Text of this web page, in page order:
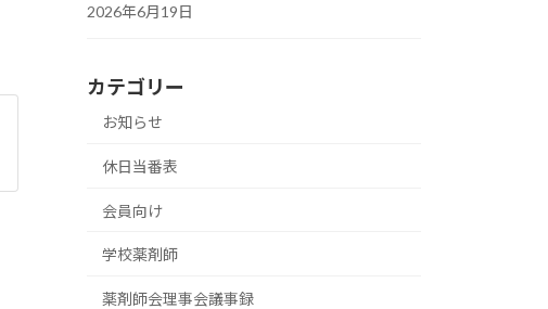
2026年6月19日
カテゴリー
お知らせ
休日当番表
会員向け
学校薬剤師
薬剤師会理事会議事録